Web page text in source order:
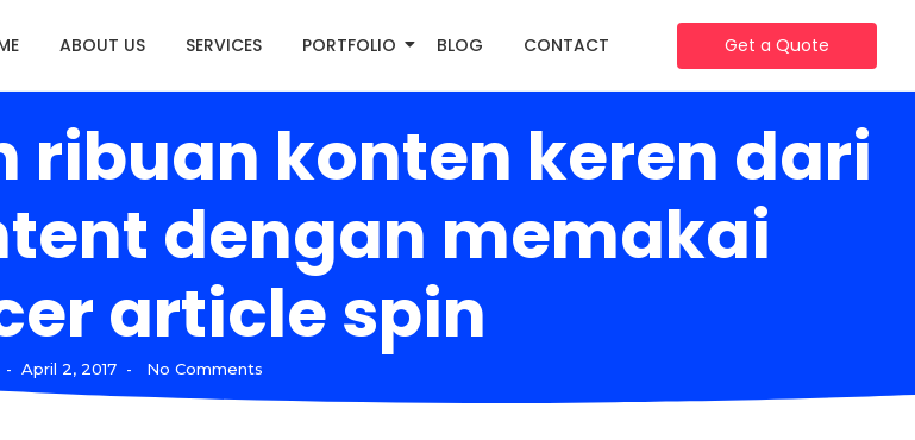
ABOUT US SERVICES PORTFOLIO BLOG CONTACT Get a Quote
ribuan konten keren dari
dengan memakai
article spin
- April 2, 2017 - No Comments